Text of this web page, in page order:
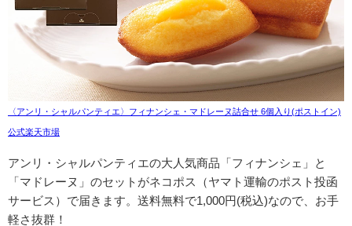
〈アンリ・シャルパンティエ〉フィナンシェ・マドレーヌ詰合せ 6個入り(ポストイン)
公式楽天市場
アンリ・シャルパンティエの大人気商品「フィナンシェ」と
「マドレーヌ」のセットがネコポス（ヤマト運輸のポスト投函
サービス）で届きます。送料無料で1,000円(税込)なので、お手
軽さ抜群！